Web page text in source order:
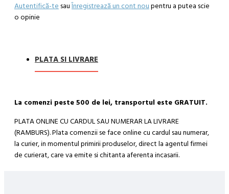
Autentifică-te sauÎnregistrează un cont nou pentru a putea scie
o opinie
PLATA SI LIVRARE
La comenzi peste 500 de lei, transportul este GRATUIT.
PLATA ONLINE CU CARDUL SAU NUMERAR LA LIVRARE
(RAMBURS). Plata comenzii se face online cu cardul sau numerar,
la curier, in momentul primirii produselor, direct la agentul firmei
de curierat, care va emite si chitanta aferenta incasarii.